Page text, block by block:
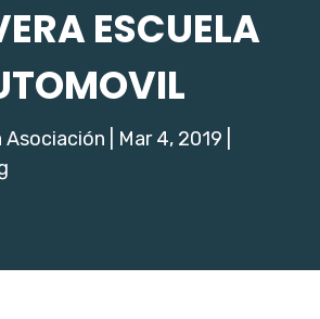
ESCUELA
Asociación Mar 4, 2019